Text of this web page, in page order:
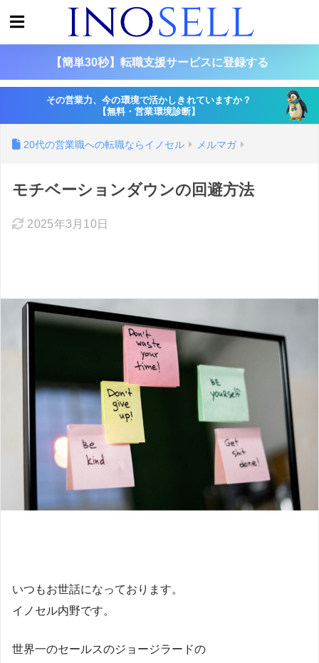
【簡単30秒】転職支援サービスに登録する
その営業力、今の環境で活かしきれていますか？
【無料・営業環境診断】
20代の営業職への転職ならイノセル メルマガ
モチベーションダウンの回避方法
2025年3月10日
いつもお世話になっております。
イノセル内野です。
世界一のセールスのジョージラードの